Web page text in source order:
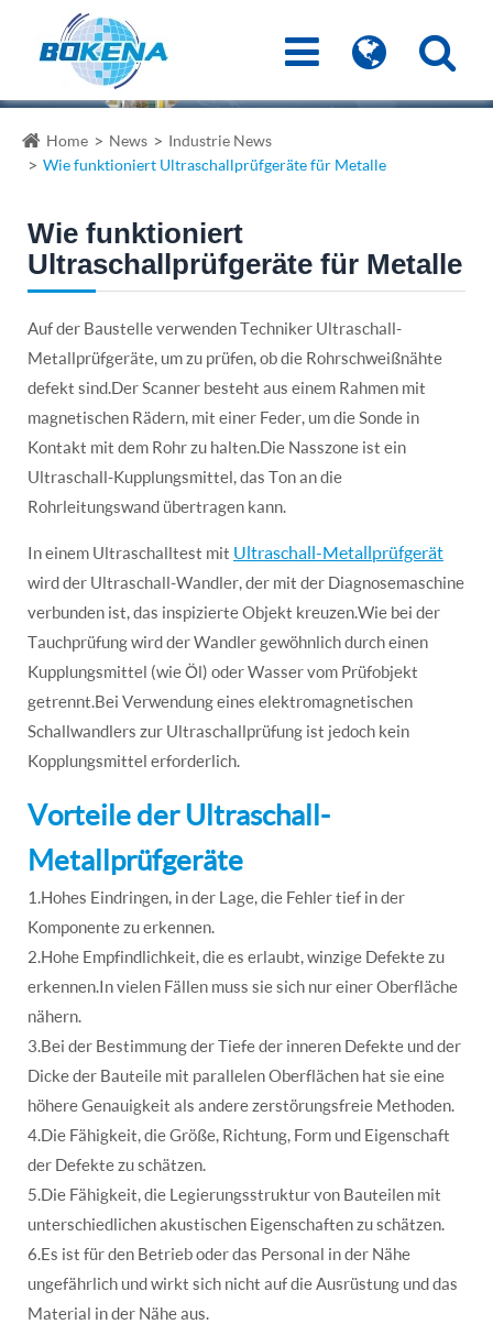
Home News
Industrie News
Wie funktioniert Ultraschallprüfgeräte für Metalle
Wie funktioniert
Ultraschallprüfgeräte für Metalle
Auf der Baustelle verwenden Techniker Ultraschall-
Metallprüfgeräte, um zu prüfen, ob die Rohrschweißnähte
defekt sind.Der Scanner besteht aus einem Rahmen mit
magnetischen Rädern, mit einer Feder, um die Sonde in
Kontakt mit dem Rohr zu halten.Die Nasszone ist ein
Ultraschall-Kupplungsmittel, das Ton an die
Rohrleitungswand übertragen kann.
In einem Ultraschalltest mit Ultraschall-Metallprüfgerät
wird der Ultraschall-Wandler, der mit der Diagnosemaschine
verbunden ist, das inspizierte Objekt kreuzen.Wie bei der
Tauchprüfung wird der Wandler gewöhnlich durch einen
Kupplungsmittel (wie Öl) oder Wasser vom Prüfobjekt
getrennt.Bei Verwendung eines elektromagnetischen
Schallwandlers zur Ultraschallprüfung ist jedoch kein
Kopplungsmittel erforderlich.
Vorteile der Ultraschall-
Metallprüfgeräte
1.Hohes Eindringen, in der Lage, die Fehler tief in der
Komponente zu erkennen.
2.Hohe Empfindlichkeit, die es erlaubt, winzige Defekte zu
erkennen.In vielen Fällen muss sie sich nur einer Oberfläche
nähern.
3.Bei der Bestimmung der Tiefe der inneren Defekte und der
Dicke der Bauteile mit parallelen Oberflächen hat sie eine
höhere Genauigkeit als andere zerstörungsfreie Methoden.
4.Die Fähigkeit, die Größe, Richtung, Form und Eigenschaft
der Defekte zu schätzen.
5.Die Fähigkeit, die Legierungsstruktur von Bauteilen mit
unterschiedlichen akustischen Eigenschaften zu schätzen.
6.Es ist für den Betrieb oder das Personal in der Nähe
ungefährlich und wirkt sich nicht auf die Ausrüstung und das
Material in der Nähe aus.